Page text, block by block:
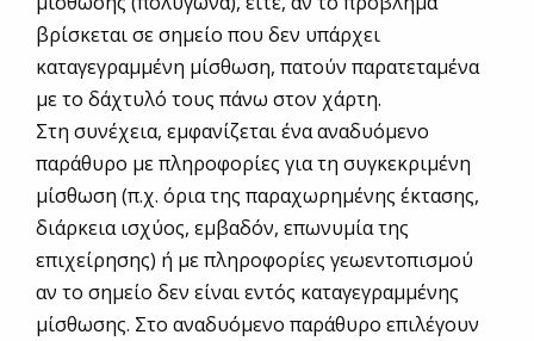
βρίσκεται σε σημείο που δεν υπάρχει
καταγεγραμμένη μίσθωση, πατούν παρατεταμένα
με το δάχτυλό τους πάνω στον χάρτη.
Στη συνέχεια, εμφανίζεται ένα αναδυόμενο
παράθυρο με πληροφορίες για τη συγκεκριμένη
μίσθωση (π.χ. όρια της παραχωρημένης έκτασης,
διάρκεια ισχύος, εμβαδόν, επωνυμία της
επιχείρησης) ή με πληροφορίες γεωεντοπισμού
αν το σημείο δεν είναι εντός καταγεγραμμένης
μίσθωσης. Στο αναδυόμενο παράθυρο επιλέγουν